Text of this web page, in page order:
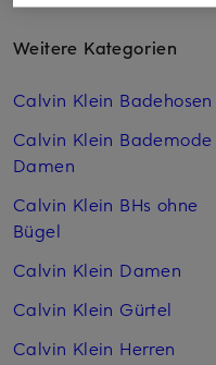
Weitere Kategorien
Calvin Klein Badehosen
Calvin Klein Bademode
Damen
Calvin Klein BHs ohne
Bügel
Calvin Klein Damen
Calvin Klein Gürtel
Calvin Klein Herren